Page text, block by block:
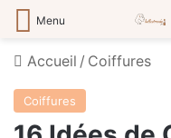
Menu
Accueil / Сoiffures
Сoiffures